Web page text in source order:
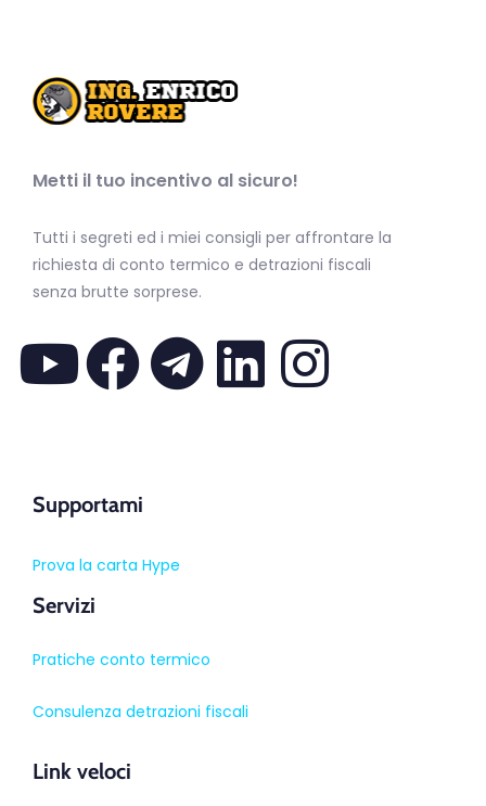
Metti il tuo incentivo al sicuro!
Tutti i segreti ed i miei consigli per affrontare la
richiesta di conto termico e detrazioni fiscali
senza brutte sorprese.
Supportami
Prova la carta Hype
Servizi
Pratiche conto termico
Consulenza detrazioni fiscali
Link veloci